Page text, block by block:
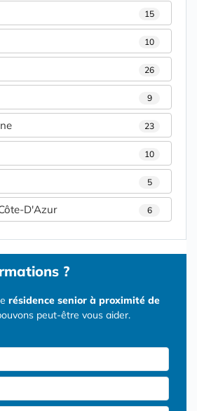
15
10
26
9
23
10
5
D'Azur 6
?
résidence senior à proximité de
peut-être vous aider.